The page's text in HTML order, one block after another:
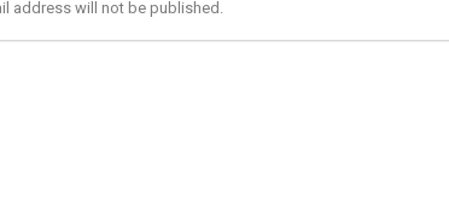
address will not be published.